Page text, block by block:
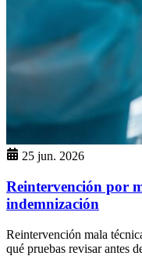
25 jun. 2026
Reintervención por
indemnización
Reintervención mala
qué pruebas revisar antes